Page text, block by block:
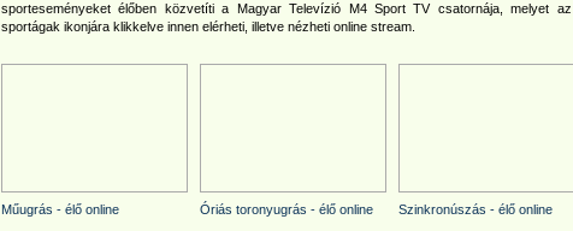
sporteseményeket élőben közvetíti a Magyar Televízió M4 Sport TV csatornája, melyet
sportágak ikonjára klikkelve innen elérheti, illetve nézheti online stream.
Műugrás - élő online Óriás toronyugrás - élő online Szinkronúszás - élő online